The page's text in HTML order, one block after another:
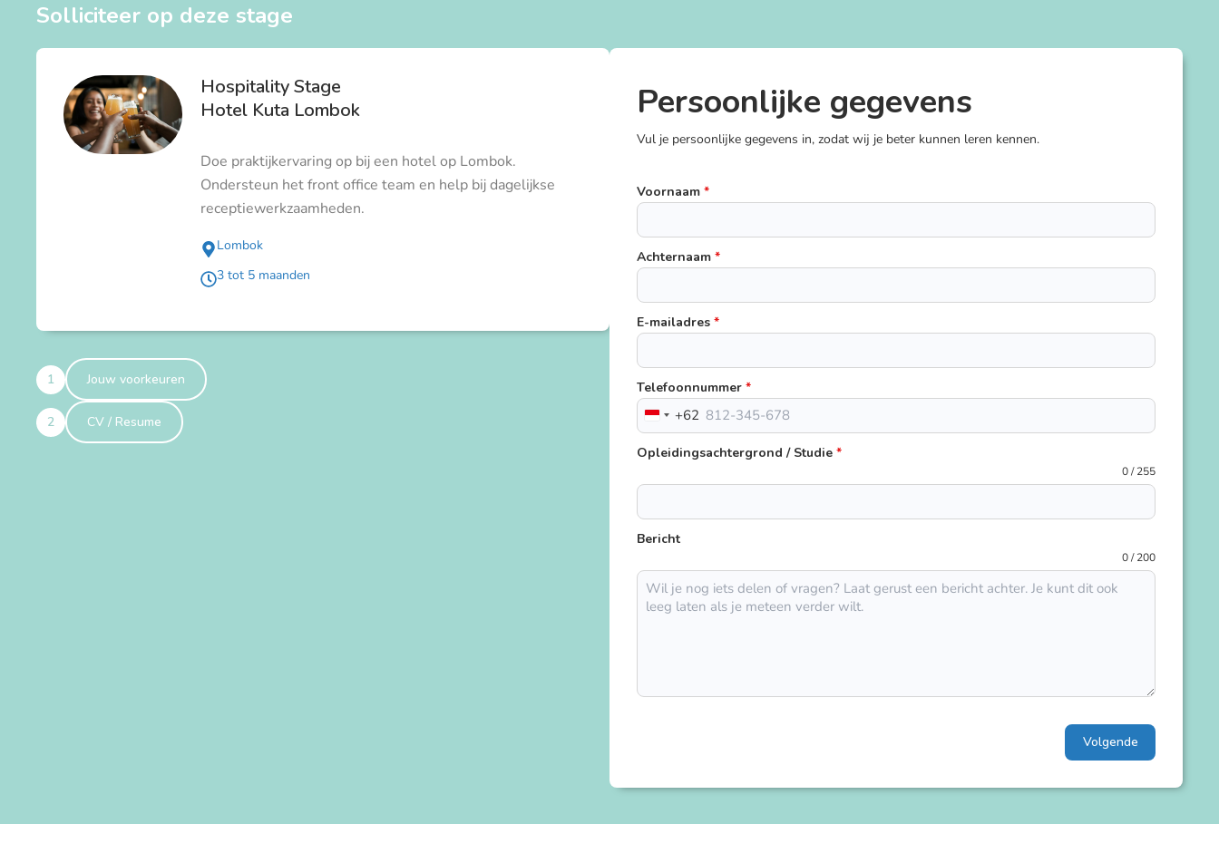
Solliciteer op deze stage
Hospitality Stage
Hotel Kuta Lombok
Doe praktijkervaring op bij een hotel op Lombok.
Ondersteun het front office team en help bij dagelijkse
receptiewerkzaamheden.
Lombok
3 tot 5 maanden
1 Jouw voorkeuren
2 CV / Resume
Persoonlijke gegevens
Vul je persoonlijke gegevens in, zodat wij je beter kunnen leren kennen.
Voornaam *
Achternaam *
E-mailadres *
Telefoonnummer *
Indonesia
+62
+62
Opleidingsachtergrond / Studie *
0 / 255
Bericht
0 / 200
Volgende